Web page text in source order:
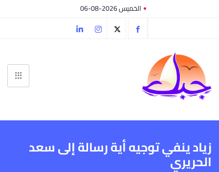
الخميس 2026-08-06
زياد ينفي توجيه أية رسالة إلى سعد
الحريري